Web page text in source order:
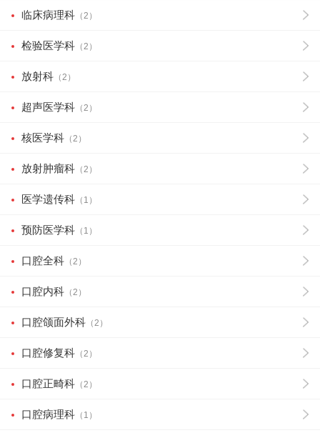
临床病理科 （2）
检验医学科 （2）
放射科 （2）
超声医学科 （2）
核医学科 （2）
放射肿瘤科 （2）
医学遗传科 （1）
预防医学科 （1）
口腔全科 （2）
口腔内科 （2）
口腔颌面外科 （2）
口腔修复科 （2）
口腔正畸科 （2）
口腔病理科 （1）